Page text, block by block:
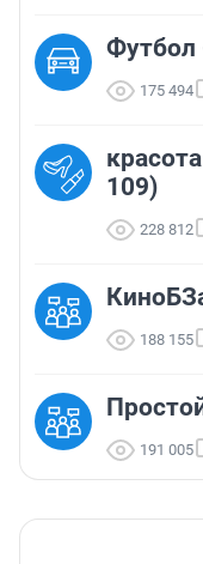
Футбол
175 494
109)
228 812
188 155
191 005